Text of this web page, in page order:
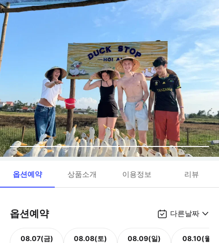
옵션예약 상품소개 이용정보 리뷰
옵션예약 다른날짜
08.07(금) 08.08(토) 08.09(일) 08.10(월)